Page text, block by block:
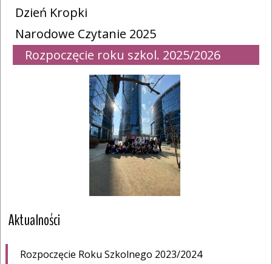
Dzień Kropki
Narodowe Czytanie 2025
Rozpoczęcie roku szkol. 2025/2026
Aktualności
Rozpoczęcie Roku Szkolnego 2023/2024